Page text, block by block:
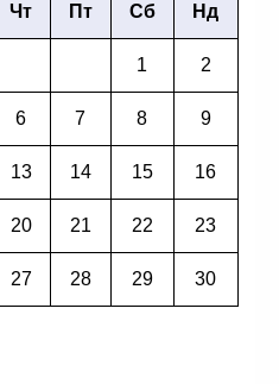
Чт Пт Сб Нд
1 2
6 7 8 9
13 14 15 16
20 21 22 23
27 28 29 30